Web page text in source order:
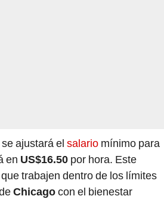
ajustará el salario mínimo para
en US$16.50 por hora. Este
trabajen dentro de los límites
Chicagocon el bienestar